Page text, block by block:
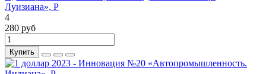
Луизиана», P
4
280 руб
Купить